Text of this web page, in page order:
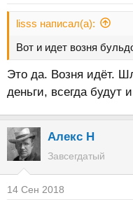
lisss написал(а):
Вот и идет возня
Это да. Возня идёт.
деньги, всегда будут
Алекс Н
Завсегдатый
14 Сен 2018